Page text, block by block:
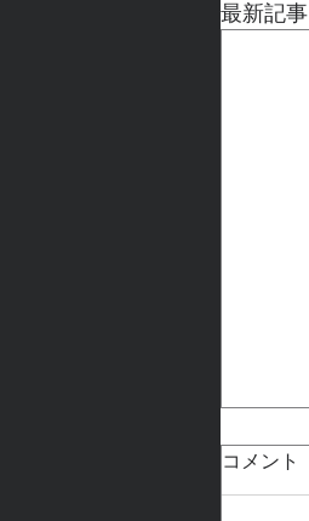
最新記事
コメント